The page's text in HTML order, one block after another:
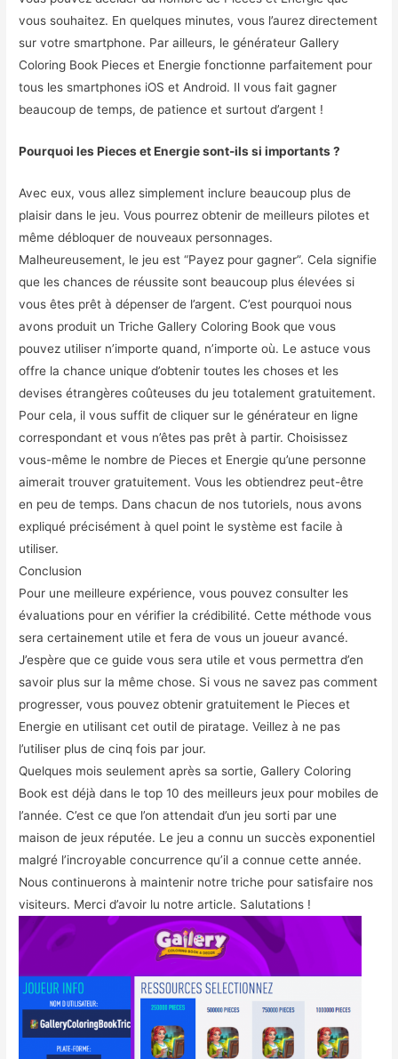
vous souhaitez. En quelques minutes, vous l’aurez directement
sur votre smartphone. Par ailleurs, le générateur Gallery
Coloring Book Pieces et Energie fonctionne parfaitement pour
tous les smartphones iOS et Android. Il vous fait gagner
beaucoup de temps, de patience et surtout d’argent !
Pourquoi les Pieces et Energie sont-ils si importants ?
Avec eux, vous allez simplement inclure beaucoup plus de
plaisir dans le jeu. Vous pourrez obtenir de meilleurs pilotes et
même débloquer de nouveaux personnages.
Malheureusement, le jeu est “Payez pour gagner”. Cela signifie
que les chances de réussite sont beaucoup plus élevées si
vous êtes prêt à dépenser de l’argent. C’est pourquoi nous
avons produit un Triche Gallery Coloring Book que vous
pouvez utiliser n’importe quand, n’importe où. Le astuce vous
offre la chance unique d’obtenir toutes les choses et les
devises étrangères coûteuses du jeu totalement gratuitement.
Pour cela, il vous suffit de cliquer sur le générateur en ligne
correspondant et vous n’êtes pas prêt à partir. Choisissez
vous-même le nombre de Pieces et Energie qu’une personne
aimerait trouver gratuitement. Vous les obtiendrez peut-être
en peu de temps. Dans chacun de nos tutoriels, nous avons
expliqué précisément à quel point le système est facile à
utiliser.
Conclusion
Pour une meilleure expérience, vous pouvez consulter les
évaluations pour en vérifier la crédibilité. Cette méthode vous
sera certainement utile et fera de vous un joueur avancé.
J’espère que ce guide vous sera utile et vous permettra d’en
savoir plus sur la même chose. Si vous ne savez pas comment
progresser, vous pouvez obtenir gratuitement le Pieces et
Energie en utilisant cet outil de piratage. Veillez à ne pas
l’utiliser plus de cinq fois par jour.
Quelques mois seulement après sa sortie, Gallery Coloring
Book est déjà dans le top 10 des meilleurs jeux pour mobiles de
l’année. C’est ce que l’on attendait d’un jeu sorti par une
maison de jeux réputée. Le jeu a connu un succès exponentiel
malgré l’incroyable concurrence qu’il a connue cette année.
Nous continuerons à maintenir notre triche pour satisfaire nos
visiteurs. Merci d’avoir lu notre article. Salutations !